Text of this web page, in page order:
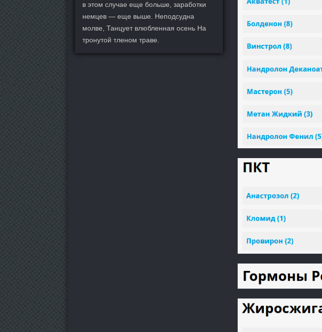
в этом случае еще больше, заработки
немцев — еще выше. Неподсудна
молве, Танцует влюбленная осень На
тронутой тленом траве.